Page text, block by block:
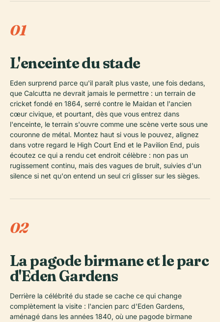
01
L'enceinte du stade
Eden surprend parce qu'il paraît plus vaste, une fois dedans,
que Calcutta ne devrait jamais le permettre : un terrain de
cricket fondé en 1864, serré contre le Maidan et l'ancien
cœur civique, et pourtant, dès que vous entrez dans
l'enceinte, le terrain s'ouvre comme une scène verte sous une
couronne de métal. Montez haut si vous le pouvez, alignez
dans votre regard le High Court End et le Pavilion End, puis
écoutez ce qui a rendu cet endroit célèbre : non pas un
rugissement continu, mais des vagues de bruit, suivies d'un
silence si net qu'on entend un seul cri glisser sur les sièges.
02
La pagode birmane et le parc
d'Eden Gardens
Derrière la célébrité du stade se cache ce qui change
complètement la visite : l'ancien parc d'Eden Gardens,
aménagé dans les années 1840, où une pagode birmane